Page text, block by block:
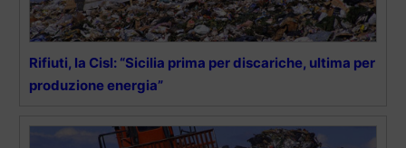
Rifiuti, la Cisl: “Sicilia prima per discariche, ultima per
produzione energia”